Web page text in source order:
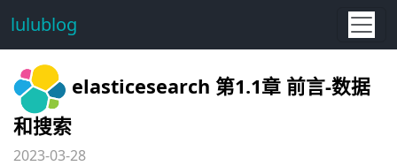
lulublog
elasticesearch 第1.1章 前言-数据
和搜索
2023-03-28